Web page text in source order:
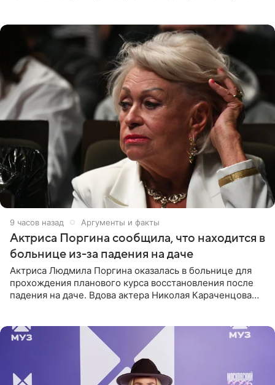
9 часов назад Аргументы и факты
Актриса Поргина сообщила, что находится в
больнице из-за падения на даче
Актриса Людмила Поргина оказалась в больнице для
прохождения планового курса восстановления после
падения на даче. Вдова актера Николая Караченцова